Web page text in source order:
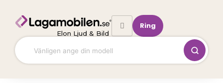
innehåll
Elon Ljud & Bild
Ring